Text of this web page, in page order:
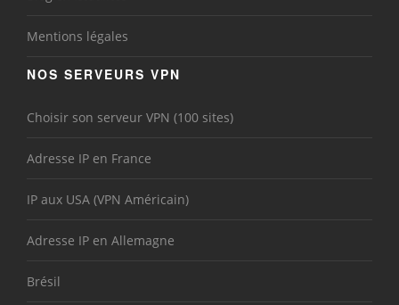
Mentions légales
NOS SERVEURS VPN
Choisir son serveur VPN (100 sites)
Adresse IP en France
IP aux USA (VPN Américain)
Adresse IP en Allemagne
Brésil